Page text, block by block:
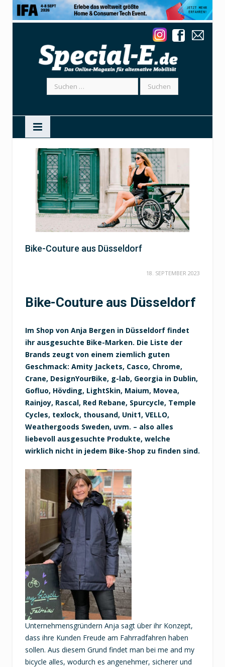
Suchen
nach:
Bike-Couture aus Düsseldorf
18. SEPTEMBER 2023
Bike-Couture aus Düsseldorf
Im Shop von Anja Bergen in Düsseldorf findet
ihr ausgesuchte Bike-Marken. Die Liste der
Brands zeugt von einem ziemlich guten
Geschmack: Amity Jackets, Casco, Chrome,
Crane, DesignYourBike, g-lab, Georgia in Dublin,
Gofluo, Hövding, LightSkin, Maium, Movea,
Rainjoy, Rascal, Red Rebane, Spurcycle, Temple
Cycles, texlock, thousand, Unit1, VELLO,
Weathergoods Sweden, uvm. – also alles
liebevoll ausgesuchte Produkte, welche
wirklich nicht in jedem Bike-Shop zu finden sind.
Unternehmensgründern Anja sagt über ihr Konzept,
dass ihre Kunden Freude am Fahrradfahren haben
sollen. Aus diesem Grund findet man bei me and my
bicycle alles, wodurch es angenehmer, sicherer und